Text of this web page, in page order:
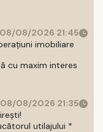
08/08/2026 21:45
imobiliare
cu maxim interes
08/08/2026 21:35
utilajului *